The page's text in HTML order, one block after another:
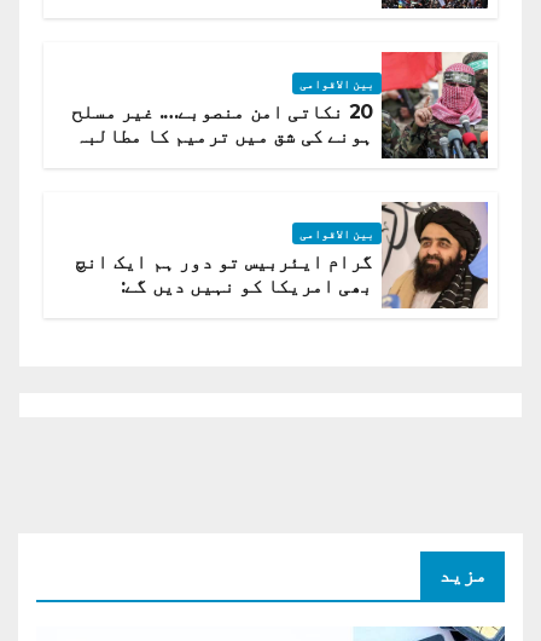
بین الاقوامی
20 نکاتی امن منصوبے…. غیر مسلح
ہونے کی شق میں ترمیم کا مطالبہ
بین الاقوامی
گرام ایئربیس تو دور ہم ایک انچ
بھی امریکا کو نہیں دیں گے:
مزید